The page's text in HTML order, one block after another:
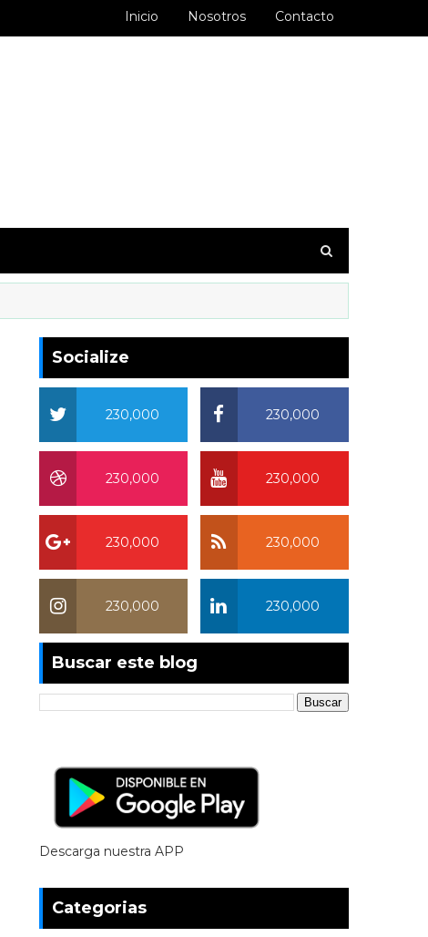
Inicio Nosotros Contacto
Socialize
230,000
230,000
230,000
230,000
230,000
230,000
230,000
230,000
Buscar este blog
Descarga nuestra APP
Categorias